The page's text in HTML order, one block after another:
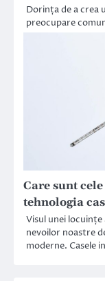
Dorința de a crea
preocupare
Care sunt
tehnologia
Visul unei
nevoilor noastre
moderne. Casele